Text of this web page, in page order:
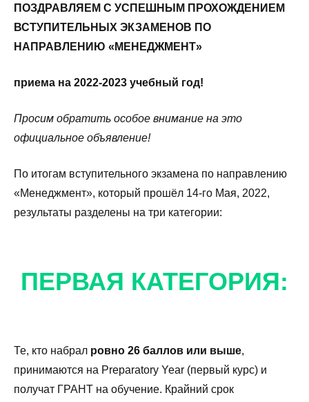
ПОЗДРАВЛЯЕМ С УСПЕШНЫМ ПРОХОЖДЕНИЕМ
ВСТУПИТЕЛЬНЫХ ЭКЗАМЕНОВ ПО
НАПРАВЛЕНИЮ «МЕНЕДЖМЕНТ»
приема на 2022-2023 учебный год!
Просим обратить особое внимание на это
официальное объявление!
По итогам вступительного экзамена по направлению
«Менеджмент», который прошёл 14-го Мая, 2022,
результаты разделены на три категории:
ПЕРВАЯ КАТЕГОРИЯ:
Те, кто набрал ровно 26 баллов или выше,
принимаются на Preparatory Year (первый курс) и
получат ГРАНТ на обучение. Крайний срок